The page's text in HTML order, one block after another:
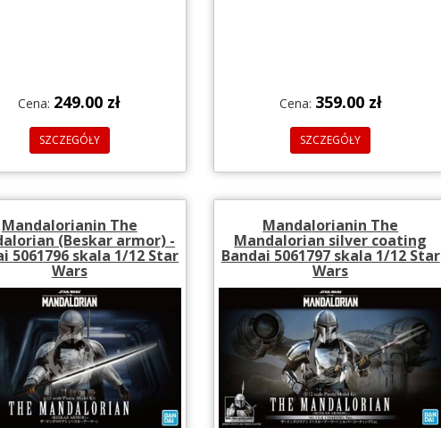
Cena: 249.00 zł
SZCZEGÓŁY
Cena: 359.00 zł
SZCZEGÓŁY
Mandalorianin The
(Beskar armor) -
5061796 skala 1/12 Star
Wars
Mandalorianin The
Mandalorian silver coating
Bandai 5061797 skala 1/12 Star
Wars